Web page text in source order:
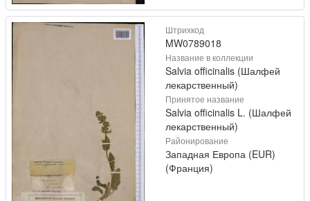
Штрихкод
MW0789018
Название в коллекции
Salvia officinalis (Шалфей
лекарственный)
Принятое название
Salvia officinalis L. (Шалфей
лекарственный)
Районирование
Западная Европа (EUR)
(Франция)